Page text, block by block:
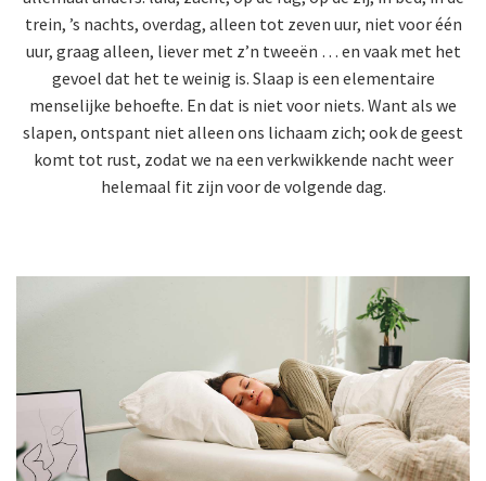
trein, ’s nachts, overdag, alleen tot zeven uur, niet voor één
uur, graag alleen, liever met z’n tweeën … en vaak met het
gevoel dat het te weinig is. Slaap is een elementaire
menselijke behoefte. En dat is niet voor niets. Want als we
slapen, ontspant niet alleen ons lichaam zich; ook de geest
komt tot rust, zodat we na een verkwikkende nacht weer
helemaal fit zijn voor de volgende dag.